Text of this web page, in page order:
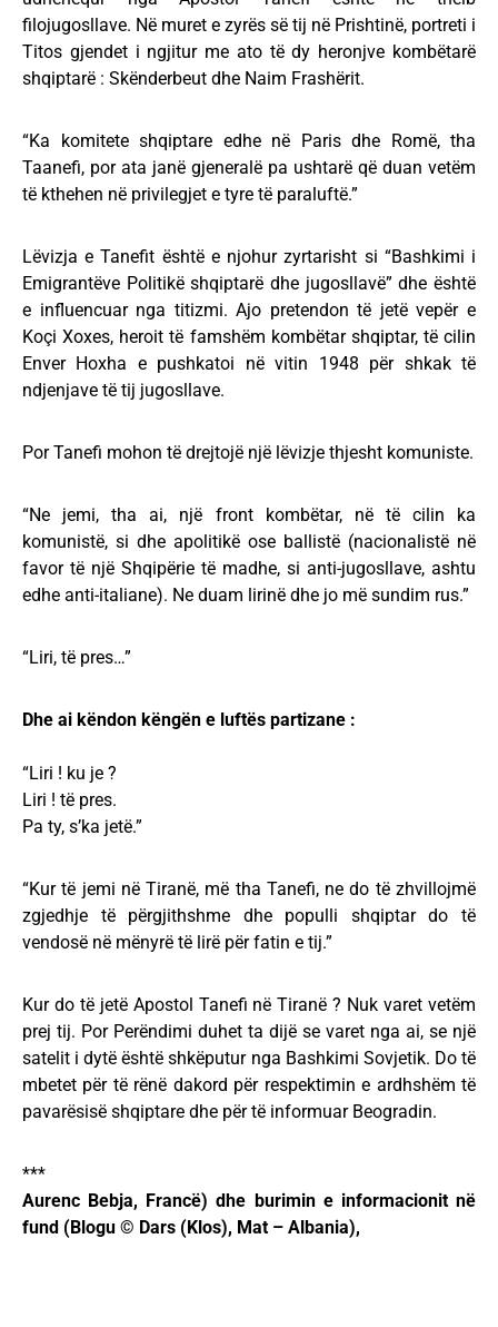
filojugosllave. Në muret e zyrës së tij në Prishtinë, portreti i
Titos gjendet i ngjitur me ato të dy heronjve kombëtarë
shqiptarë : Skënderbeut dhe Naim Frashërit.
“Ka komitete shqiptare edhe në Paris dhe Romë, tha
Taanefi, por ata janë gjeneralë pa ushtarë që duan vetëm
të kthehen në privilegjet e tyre të paraluftë.”
Lëvizja e Tanefit është e njohur zyrtarisht si “Bashkimi i
Emigrantëve Politikë shqiptarë dhe jugosllavë” dhe është
e influencuar nga titizmi. Ajo pretendon të jetë vepër e
Koçi Xoxes, heroit të famshëm kombëtar shqiptar, të cilin
Enver Hoxha e pushkatoi në vitin 1948 për shkak të
ndjenjave të tij jugosllave.
Por Tanefi mohon të drejtojë një lëvizje thjesht komuniste.
“Ne jemi, tha ai, një front kombëtar, në të cilin ka
komunistë, si dhe apolitikë ose ballistë (nacionalistë në
favor të një Shqipërie të madhe, si anti-jugosllave, ashtu
edhe anti-italiane). Ne duam lirinë dhe jo më sundim rus.”
“Liri, të pres…”
Dhe ai këndon këngën e luftës partizane :
“Liri ! ku je ?
Liri ! të pres.
Pa ty, s’ka jetë.”
“Kur të jemi në Tiranë, më tha Tanefi, ne do të zhvillojmë
zgjedhje të përgjithshme dhe populli shqiptar do të
vendosë në mënyrë të lirë për fatin e tij.”
Kur do të jetë Apostol Tanefi në Tiranë ? Nuk varet vetëm
prej tij. Por Perëndimi duhet ta dijë se varet nga ai, se një
satelit i dytë është shkëputur nga Bashkimi Sovjetik. Do të
mbetet për të rënë dakord për respektimin e ardhshëm të
pavarësisë shqiptare dhe për të informuar Beogradin.
***
Aurenc Bebja, Francë) dhe burimin e informacionit në
fund (Blogu © Dars (Klos), Mat – Albania),